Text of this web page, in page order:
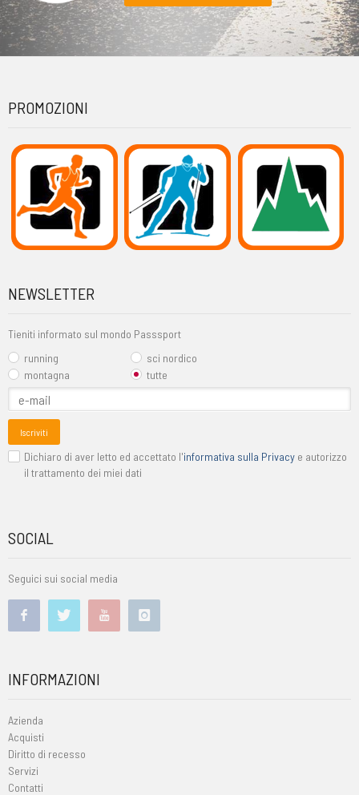
PROMOZIONI
NEWSLETTER
Tieniti informato sul mondo Passsport
running
sci nordico
montagna
tutte
Iscriviti
Dichiaro di aver letto ed accettato l'informativa sulla Privacy e autorizzo
il trattamento dei miei dati
SOCIAL
Seguici sui social media
INFORMAZIONI
Azienda
Acquisti
Diritto di recesso
Servizi
Contatti